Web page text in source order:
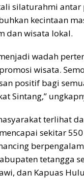
silaturahmi antar
kecintaan
dan wisata lokal.
wadah
wisata.
positif bagi
Sintang,”
terlihat
sekitar
tetangga
dan Kapuas